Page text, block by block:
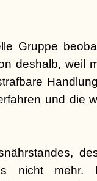
Gruppe
deshalb, weil
und die
nicht mehr.